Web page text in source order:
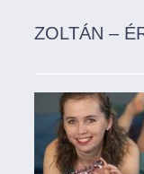
ZOLTÁN –